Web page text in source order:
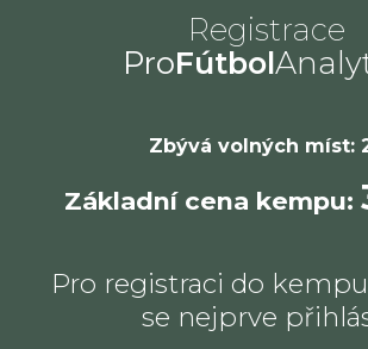
Registrace
ProFútbol
Zbývá volných míst:
Základní cena kempu:
Pro registraci do
se nejprve